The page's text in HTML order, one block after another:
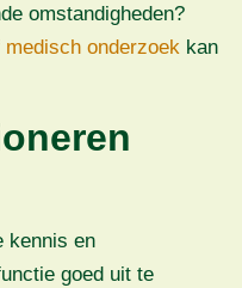
omstandigheden?
medisch onderzoek kan
kennis en
goed uit te